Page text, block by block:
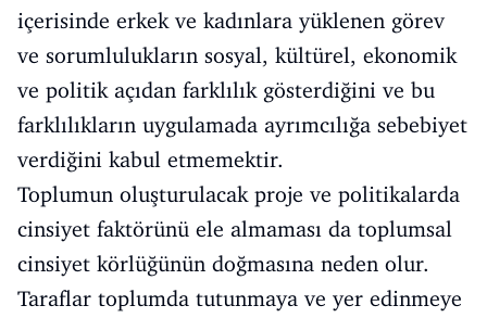
içerisinde erkek ve kadınlara yüklenen görev
ve sorumlulukların sosyal, kültürel, ekonomik
ve politik açıdan farklılık gösterdiğini ve bu
farklılıkların uygulamada ayrımcılığa sebebiyet
verdiğini kabul etmemektir.
Toplumun oluşturulacak proje ve politikalarda
cinsiyet faktörünü ele almaması da toplumsal
cinsiyet körlüğünün doğmasına neden olur.
Taraflar toplumda tutunmaya ve yer edinmeye